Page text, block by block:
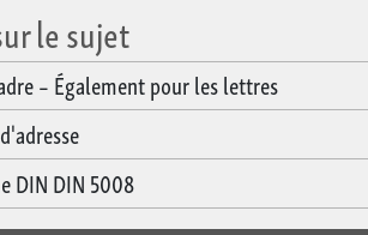
le sujet
– Également pour les lettres
DIN DIN 5008